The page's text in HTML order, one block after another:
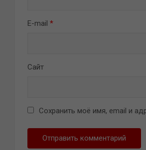
E-mail *
Сайт
Сохранить моё имя, email и